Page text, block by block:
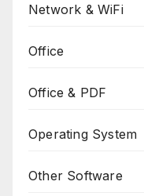
Network & WiFi
Office
Office & PDF
Operating System
Other Software